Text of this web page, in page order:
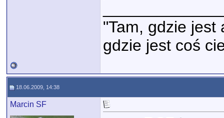
"Tam, gdzie jest
gdzie jest coś
18.06.2009, 14:38
Marcin SF